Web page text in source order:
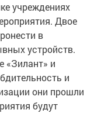
учреждениях
Двое
в
устройств.
«Зилант» и
и
они прошли
будут